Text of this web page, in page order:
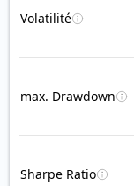
Volatilité
max. Drawdown
Sharpe Ratio